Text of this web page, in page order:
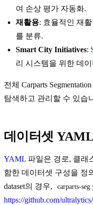
여 손상 평가 자동화.
재활용: 효율적인 재
를 분류.
Smart City Initiatives:
리 시스템을 위한 데
전체 Carparts
탐색하고 관리할 수 있습
데이터셋
YAML 파일은 경로, 클래
함한 데이터셋 구성을 정
dataset의 경우,
carparts-
https://github.com/